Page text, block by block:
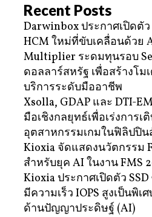
Recent Posts
Darwinbox ประกาศเปิดตั
HCM ใหม่ที่ขับเคลื่อนด้วย
Multiplier ระดมทุนรอบ
ดอลลาร์สหรัฐ เพื่อสร้างโม
บริการระดับมืออาชีพ
Xsolla, GDAP และ DTI-
มือเชิงกลยุทธ์เพื่อเร่งการเ
อุตสาหกรรมเกมในฟิลิปปิน
Kioxia จัดแสดงนวัตกรรม
สำหรับยุค AI ในงาน FMS
Kioxia ประกาศเปิดตัว
มีความเร็ว IOPS สูงเป็นพิ
ด้านปัญญาประดิษฐ์ (AI)